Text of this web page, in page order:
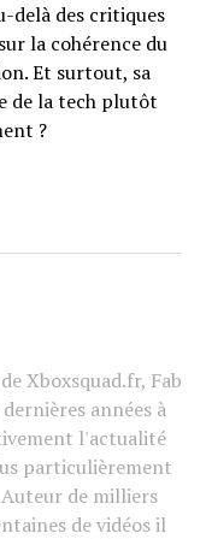
delà des critiques
la cohérence du
Et surtout, sa
de la tech plutôt
?
Xboxsquad.fr, Fab
dernières années à
l'actualité
particulièrement
de milliers
de vidéos il